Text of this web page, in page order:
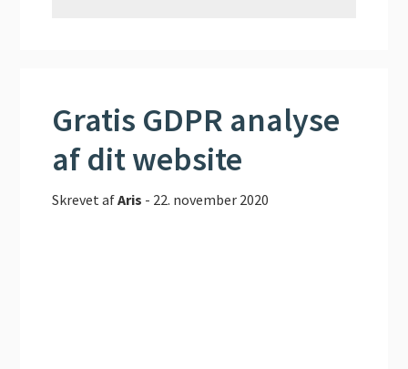
Gratis GDPR analyse
af dit website
Skrevet afAris - 22. november 2020